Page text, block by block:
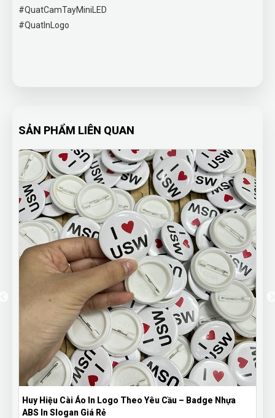
#QuatCamTayMiniLED
#QuatInLogo
SẢN PHẨM LIÊN QUAN
Huy Hiệu Cài Áo In Logo Theo Yêu Cầu – Badge Nhựa
ABS In Slogan Giá Rẻ